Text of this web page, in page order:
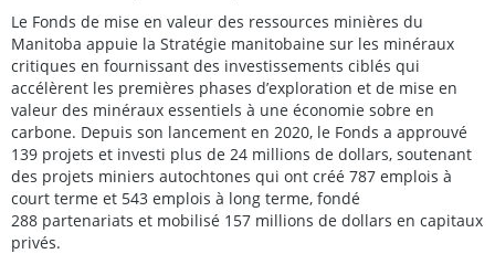
Le Fonds de mise en valeur des ressources minières du
Manitoba appuie la Stratégie manitobaine sur les minéraux
critiques en fournissant des investissements ciblés qui
accélèrent les premières phases d’exploration et de mise en
valeur des minéraux essentiels à une économie sobre en
carbone. Depuis son lancement en 2020, le Fonds a approuvé
139 projets et investi plus de 24 millions de dollars, soutenant
des projets miniers autochtones qui ont créé 787 emplois à
court terme et 543 emplois à long terme, fondé
288 partenariats et mobilisé 157 millions de dollars en capitaux
privés.